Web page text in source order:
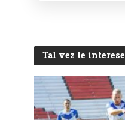
Tal vez te interese